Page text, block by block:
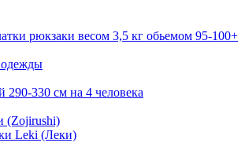
рюкзаки весом 3,5 кг обьемом 95-100+
одежды
290-330 см на 4 человека
(Zojirushi)
Leki (Леки)